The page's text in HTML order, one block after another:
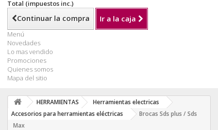
Total (impuestos inc.)
Continuar la compra Ir a la caja
Menú
Novedades
Lo mas vendido
Promociones
Quienes somos
Mapa del sitio
HERRAMIENTAS
Herramientas electricas
Accesorios para herramientas eléctricas
Brocas Sds plus / Sds
Max